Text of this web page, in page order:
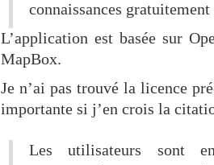
connaissances
L’application est basée sur
MapBox.
Je n’ai pas trouvé la licence
importante si j’en crois la
Les utilisateurs sont